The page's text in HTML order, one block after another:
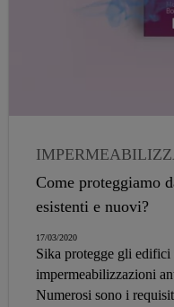
E
Come proteggiamo
esistenti e nuovi?
17/03/2020
Sika protegge gli edifici
impermeabilizzazioni
Numerosi sono i